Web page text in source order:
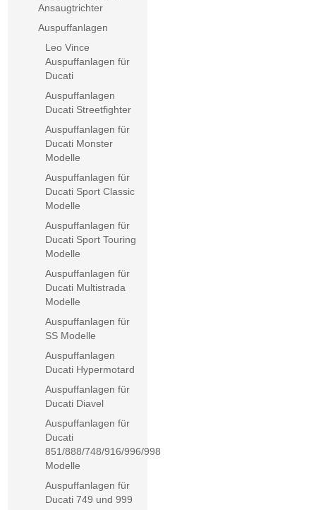
Ansaugtrichter
Auspuffanlagen
Leo Vince
Auspuffanlagen für
Ducati
Auspuffanlagen
Ducati Streetfighter
Auspuffanlagen für
Ducati Monster
Modelle
Auspuffanlagen für
Ducati Sport Classic
Modelle
Auspuffanlagen für
Ducati Sport Touring
Modelle
Auspuffanlagen für
Ducati Multistrada
Modelle
Auspuffanlagen für
SS Modelle
Auspuffanlagen
Ducati Hypermotard
Auspuffanlagen für
Ducati Diavel
Auspuffanlagen für
Ducati
851/888/748/916/996/998
Modelle
Auspuffanlagen für
Ducati 749 und 999